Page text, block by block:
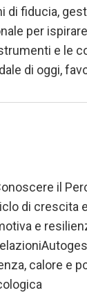
di fiducia,
per
e le
di oggi,
il
di crescita
e
calore e